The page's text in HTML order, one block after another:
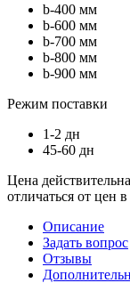
b-400 мм
b-600 мм
b-700 мм
b-800 мм
b-900 мм
Режим поставки
1-2 дн
45-60 дн
Цена
отличаться от цен
Описание
Задать вопрос
Отзывы